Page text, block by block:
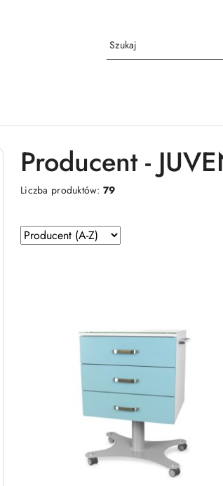
Producent -
Liczba produktów:79
Zastosowano
sortowanie:
Sortuj
według